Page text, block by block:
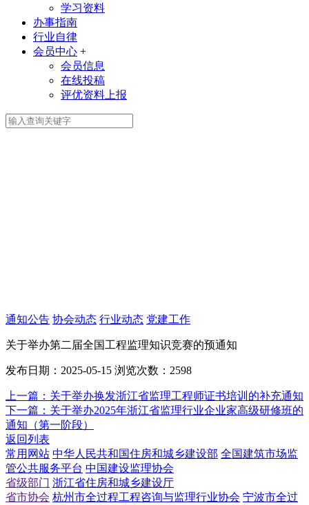
学习资料
办事指南
行业自律
会员中心 +
会员信息
在线投稿
评优资料上报
通知公告 协会动态 行业动态 党建工作
关于举办第二届全国工程监理知识竞赛的预通知
发布日期：2025-05-15 浏览次数：2598
上一篇： 关于举办换发浙江省监理工程师证书培训的补充通知
下一篇： 关于举办2025年浙江省监理行业企业家高级研修班的
通知（第一阶段）
返回列表
常用网站 中华人民共和国住房和城乡建设部 全国建筑市场监
管公共服务平台 中国建设监理协会
省级部门 浙江省住房和城乡建设厅
省市协会 杭州市全过程工程咨询与监理行业协会 宁波市全过